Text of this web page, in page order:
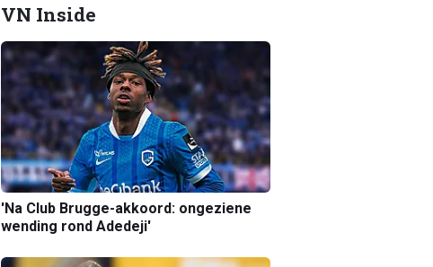
VN Inside
'Na Club Brugge-akkoord: ongeziene
wending rond Adedeji'